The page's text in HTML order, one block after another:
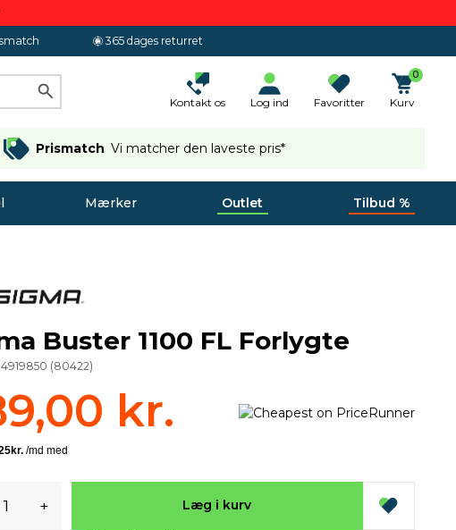
365 dages returret
Kontakt os Log ind Favoritter
0
Kurv
Prismatch Vi matcher den laveste pris*
Mærker Outlet Tilbud %
Buster 1100 FL Forlygte
4919850 (80422)
kr.
+ Læg i kurv